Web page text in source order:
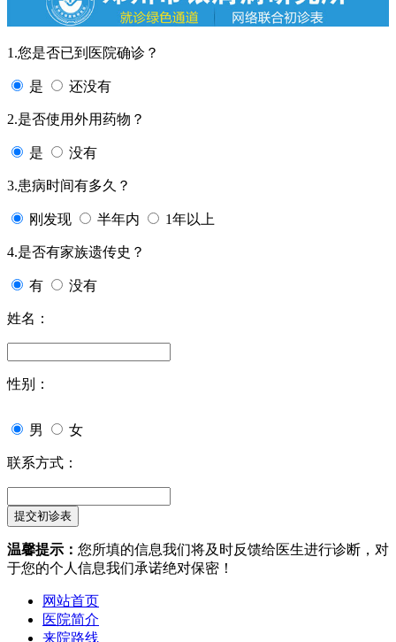
1.您是否已到医院确诊？
是 还没有
2.是否使用外用药物？
是 没有
3.患病时间有多久？
刚发现 半年内 1年以上
4.是否有家族遗传史？
有 没有
姓名：
性别：
男 女
联系方式：
温馨提示： 您所填的信息我们将及时反馈给医生进行诊断，对
于您的个人信息我们承诺绝对保密！
网站首页
医院简介
来院路线